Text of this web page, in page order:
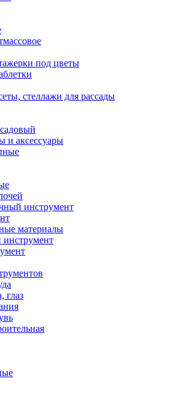
под цветы
стеллажи для рассады
и аксессуары
инструмент
материалы
инструмент
глаз